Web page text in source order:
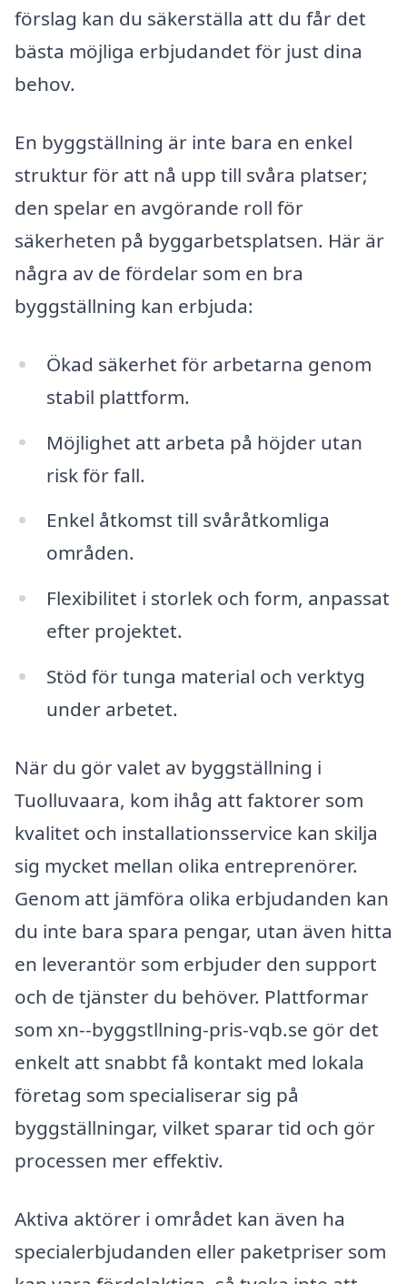
förslag kan du säkerställa att du får det
bästa möjliga erbjudandet för just dina
behov.
En byggställning är inte bara en enkel
struktur för att nå upp till svåra platser;
den spelar en avgörande roll för
säkerheten på byggarbetsplatsen. Här är
några av de fördelar som en bra
byggställning kan erbjuda:
Ökad säkerhet för arbetarna genom
stabil plattform.
Möjlighet att arbeta på höjder utan
risk för fall.
Enkel åtkomst till svåråtkomliga
områden.
Flexibilitet i storlek och form, anpassat
efter projektet.
Stöd för tunga material och verktyg
under arbetet.
När du gör valet av byggställning i
Tuolluvaara, kom ihåg att faktorer som
kvalitet och installationsservice kan skilja
sig mycket mellan olika entreprenörer.
Genom att jämföra olika erbjudanden kan
du inte bara spara pengar, utan även hitta
en leverantör som erbjuder den support
och de tjänster du behöver. Plattformar
som xn--byggstllning-pris-vqb.se gör det
enkelt att snabbt få kontakt med lokala
företag som specialiserar sig på
byggställningar, vilket sparar tid och gör
processen mer effektiv.
Aktiva aktörer i området kan även ha
specialerbjudanden eller paketpriser som